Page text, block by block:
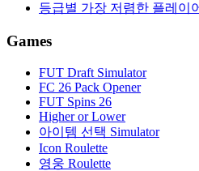
등급별 가장 저렴한 플레이
Games
FUT Draft Simulator
FC 26 Pack Opener
FUT Spins 26
Higher or Lower
아이템 선택 Simulator
Icon Roulette
영웅 Roulette